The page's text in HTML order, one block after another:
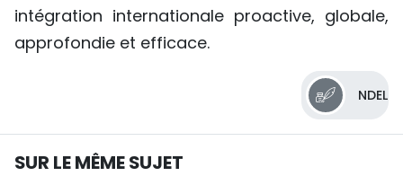
intégration internationale proactive, globale,
approfondie et efficace.
NDEL
SUR LE MÊME SUJET